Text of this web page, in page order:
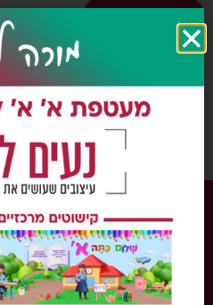
חישוב עלות
כל הזכויות שמורות
השימוש במידע, בתוכן
הקטלוג, אסורה בהחלט על